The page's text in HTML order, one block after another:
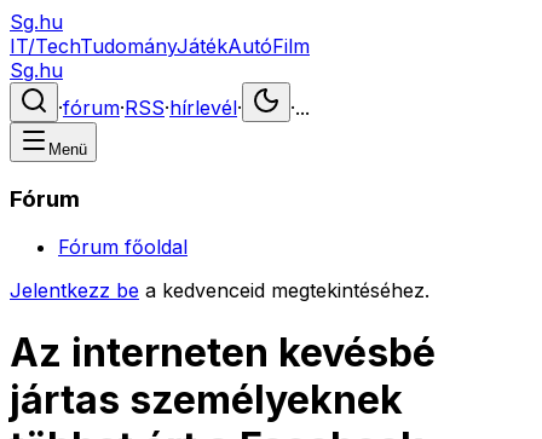
Sg.hu
IT/TechTudományJátékAutóFilm
Sg.hu
·fórum·RSS·hírlevél· ·...
Menü
Fórum
Fórum főoldal
Jelentkezz be a kedvenceid megtekintéséhez.
Az interneten kevésbé
jártas személyeknek